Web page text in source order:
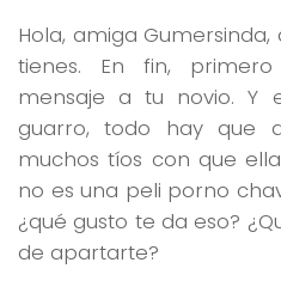
Hola, amiga
tienes. En fin,
mensaje a tu novio. Y
guarro, todo hay que
muchos tíos con que
no es una peli porno
¿qué gusto te da eso?
de apartarte?